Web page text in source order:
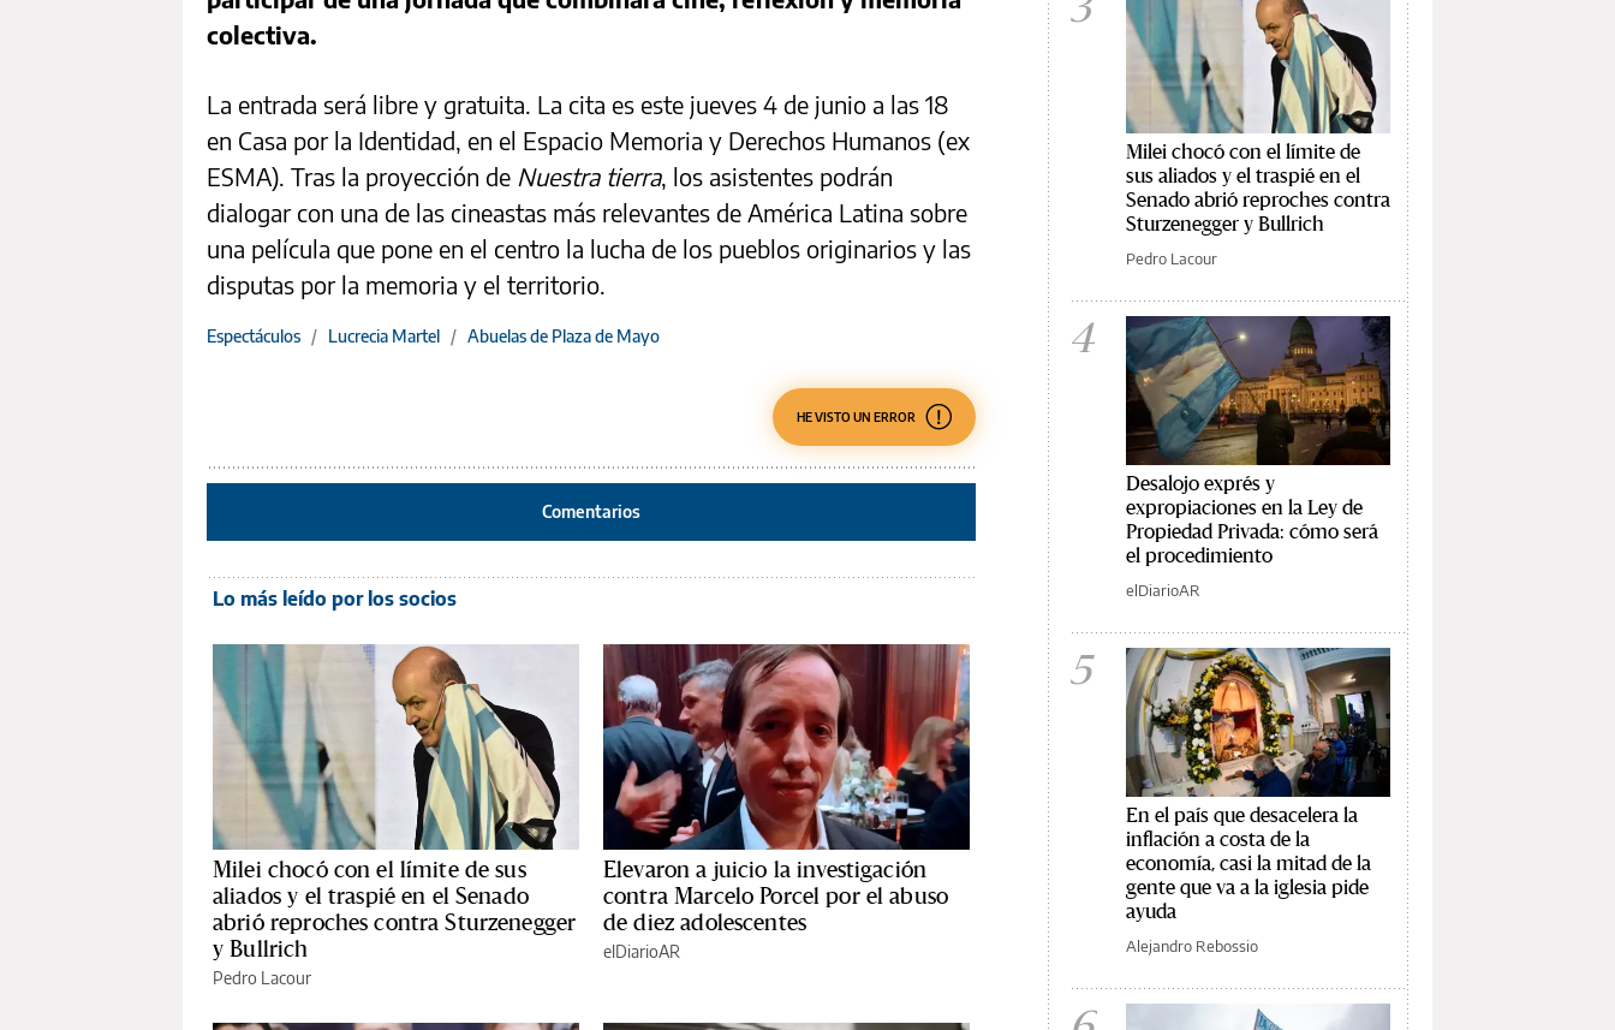
colectiva.
La entrada será libre y gratuita. La cita es este jueves 4 de junio a las 18
en Casa por la Identidad, en el Espacio Memoria y Derechos Humanos (ex
ESMA). Tras la proyección de Nuestra tierra, los asistentes podrán
dialogar con una de las cineastas más relevantes de América Latina sobre
una película que pone en el centro la lucha de los pueblos originarios y las
disputas por la memoria y el territorio.
Espectáculos / Lucrecia Martel / Abuelas de Plaza de Mayo
HE VISTO UN ERROR
Comentarios
Lo más leído por los socios
Milei chocó con el límite de sus
aliados y el traspié en el Senado
abrió reproches contra Sturzenegger
y Bullrich
Pedro Lacour
Elevaron a juicio la investigación
contra Marcelo Porcel por el abuso
de diez adolescentes
elDiarioAR
Milei chocó con el límite de
sus aliados y el traspié en el
Senado abrió reproches contra
Sturzenegger y Bullrich
Pedro Lacour
4
Desalojo exprés y
expropiaciones en la Ley de
Propiedad Privada: cómo será
el procedimiento
elDiarioAR
5
En el país que desacelera la
inflación a costa de la
economía, casi la mitad de la
gente que va a la iglesia pide
ayuda
Alejandro Rebossio